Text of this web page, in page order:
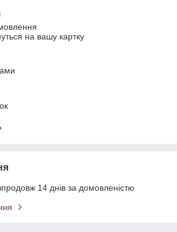
на вашу картку
14 днів за домовленістю